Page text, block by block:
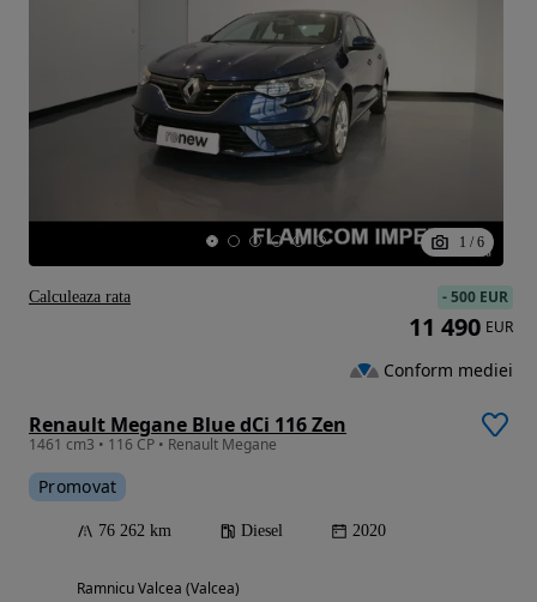
1 / 6
Renault Megane Blue dCi 116 Zen
1461 cm3 • 116 CP • Renault Megane
Promovat
76 262 km Diesel 2020
Ramnicu Valcea (Valcea)
-500 EUR
11 490 EUR
Conform mediei
Calculeaza rata